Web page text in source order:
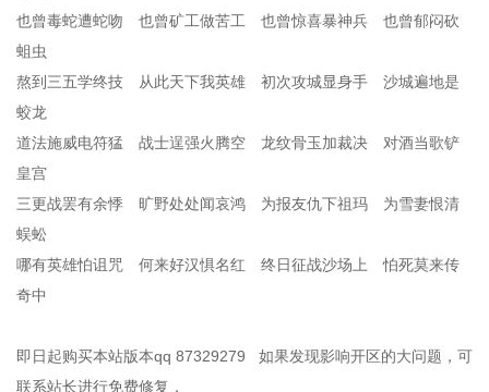
也曾毒蛇遭蛇吻 也曾矿工做苦工 也曾惊喜暴神兵 也曾郁闷砍
蛆虫
熬到三五学终技 从此天下我英雄 初次攻城显身手 沙城遍地是
蛟龙
道法施威电符猛 战士逞强火腾空 龙纹骨玉加裁决 对酒当歌铲
皇宫
三更战罢有余悸 旷野处处闻哀鸿 为报友仇下祖玛 为雪妻恨清
蜈蚣
哪有英雄怕诅咒 何来好汉惧名红 终日征战沙场上 怕死莫来传
奇中
即日起购买本站版本qq 87329279 如果发现影响开区的大问题，可
联系站长进行免费修复，